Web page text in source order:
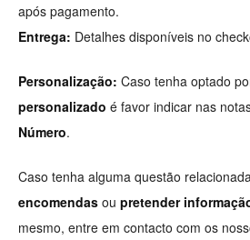
após pagamento.
Entrega: Detalhes disponíveis no
Personalização: Caso tenha optado
personalizado é favor indicar nas
Número.
Caso tenha alguma questão
encomendas ou pretender
mesmo, entre em contacto com os